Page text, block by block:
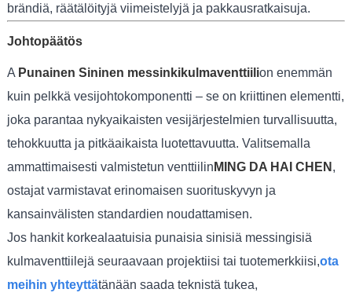
brändiä, räätälöityjä viimeistelyjä ja pakkausratkaisuja.
Johtopäätös
A Punainen Sininen messinkikulmaventtiilion enemmän
kuin pelkkä vesijohtokomponentti – se on kriittinen elementti,
joka parantaa nykyaikaisten vesijärjestelmien turvallisuutta,
tehokkuutta ja pitkäaikaista luotettavuutta. Valitsemalla
ammattimaisesti valmistetun venttiilin MING DA HAI CHEN ,
ostajat varmistavat erinomaisen suorituskyvyn ja
kansainvälisten standardien noudattamisen.
Jos hankit korkealaatuisia punaisia ​​sinisiä messingisiä
kulmaventtiilejä seuraavaan projektiisi tai tuotemerkkiisi,ota
meihin yhteyttätänään saada teknistä tukea,